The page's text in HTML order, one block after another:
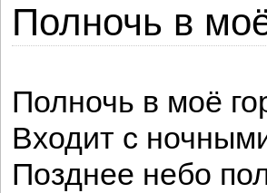
Полночь в
Полночь в моё
Входит с
Позднее небо